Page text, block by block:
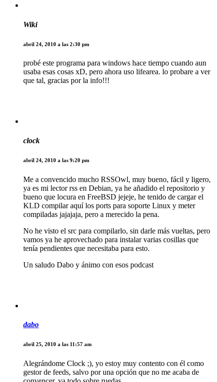
Wiki
abril 24, 2010 a las 2:30 pm
probé este programa para windows hace tiempo cuando aun
usaba esas cosas xD, pero ahora uso lifearea. lo probare a ver
que tal, gracias por la info!!!
clock
abril 24, 2010 a las 9:20 pm
Me a convencido mucho RSSOwl, muy bueno, fácil y ligero,
ya es mi lector rss en Debian, ya he añadido el repositorio y
bueno que locura en FreeBSD jejeje, he tenido de cargar el
KLD compilar aquí los ports para soporte Linux y meter
compiladas jajajaja, pero a merecido la pena.
No he visto el src para compilarlo, sin darle más vueltas, pero
vamos ya he aprovechado para instalar varias cosillas que
tenía pendientes que necesitaba para esto.
Un saludo Dabo y ánimo con esos podcast
dabo
abril 25, 2010 a las 11:57 am
Alegrándome Clock ;), yo estoy muy contento con él como
gestor de feeds, salvo por una opción que no me acaba de